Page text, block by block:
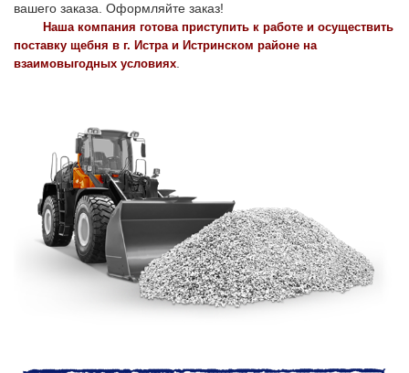
вашего заказа. Оформляйте заказ!
Наша компания готова приступить к работе и осуществить
поставку щебня в г. Истра и Истринском районе на
взаимовыгодных условиях